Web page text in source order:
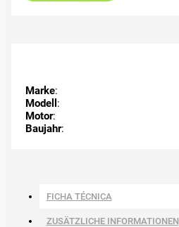
Marke:
Modell :
Motor:
Baujahr:
FICHA TÉCNICA
ZUSÄTZLICHE INFORMATIONEN